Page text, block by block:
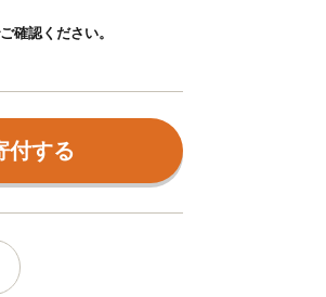
確認ください。
付する